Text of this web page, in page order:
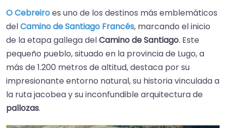
O Cebreiroes uno de los destinos más emblemáticos
delCamino de Santiago Francés, marcando el inicio
de la etapa gallega delCamino de Santiago. Este
pequeño pueblo, situado en la provincia de Lugo, a
más de 1.200 metros de altitud, destaca por su
impresionante entorno natural, su historia vinculada a
la ruta jacobea y su inconfundible arquitectura de
pallozas.